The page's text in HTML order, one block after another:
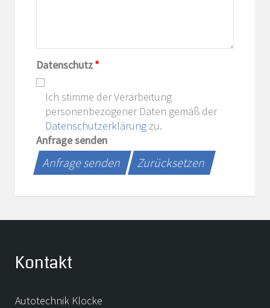
Datenschutz*
Ich stimme der Verarbeitung
personenbezogener Daten gemäß der
Datenschutzerklärung zu.
Anfrage senden
Anfrage senden Zurücksetzen
Kontakt
Autotechnik Klocke